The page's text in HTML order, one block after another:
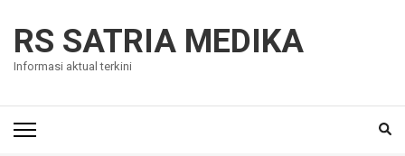
content
(Press
RS SATRIA MEDIKA
Informasi aktual terkini